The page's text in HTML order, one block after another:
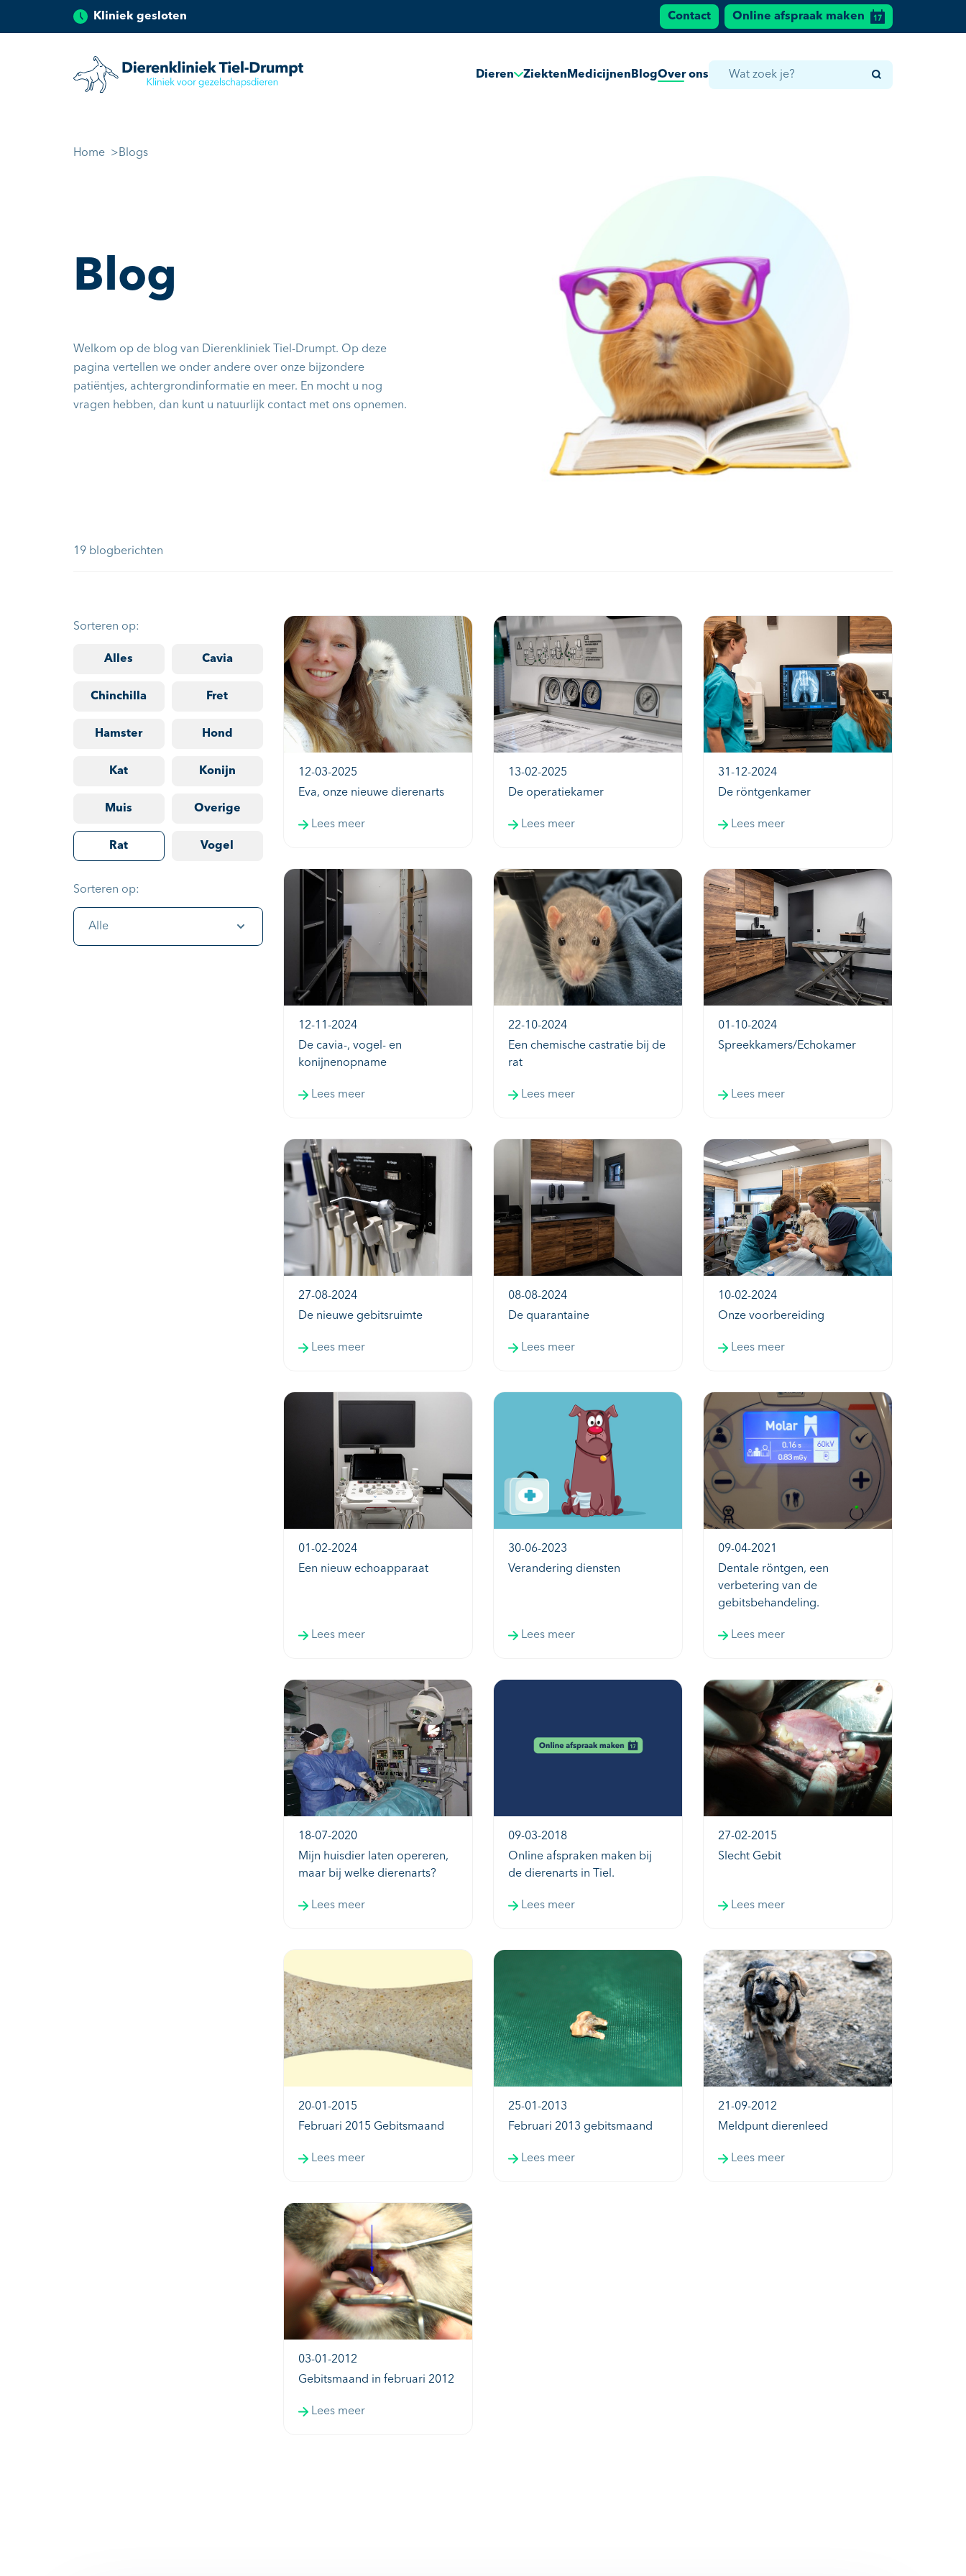
Kliniek gesloten Contact Online afspraak maken
Dieren Ziekten Medicijnen BlogOver ons
Home Blogs
Blog
Welkom op de blog van Dierenkliniek Tiel-Drumpt. Op deze
pagina vertellen we onder andere over onze bijzondere
patiëntjes, achtergrondinformatie en meer. En mocht u nog
vragen hebben, dan kunt u natuurlijk contact met ons opnemen.
19 blogberichten
Sorteren op:
Alles Cavia
Chinchilla Fret
Hamster Hond
Kat Konijn
Muis Overige
Rat Vogel
Sorteren op:
Alle
12-03-2025
Eva, onze nieuwe dierenarts
Lees meer
13-02-2025
De operatiekamer
Lees meer
31-12-2024
De röntgenkamer
Lees meer
12-11-2024
De cavia-, vogel- en
konijnenopname
Lees meer
22-10-2024
Een chemische castratie bij de
rat
Lees meer
01-10-2024
Spreekkamers/Echokamer
Lees meer
27-08-2024
De nieuwe gebitsruimte
Lees meer
08-08-2024
De quarantaine
Lees meer
10-02-2024
Onze voorbereiding
Lees meer
01-02-2024
Een nieuw echoapparaat
Lees meer
30-06-2023
Verandering diensten
Lees meer
09-04-2021
Dentale röntgen, een
verbetering van de
gebitsbehandeling.
Lees meer
18-07-2020
Mijn huisdier laten opereren,
maar bij welke dierenarts?
Lees meer
09-03-2018
Online afspraken maken bij
de dierenarts in Tiel.
Lees meer
27-02-2015
Slecht Gebit
Lees meer
20-01-2015
Februari 2015 Gebitsmaand
Lees meer
25-01-2013
Februari 2013 gebitsmaand
Lees meer
21-09-2012
Meldpunt dierenleed
Lees meer
03-01-2012
Gebitsmaand in februari 2012
Lees meer